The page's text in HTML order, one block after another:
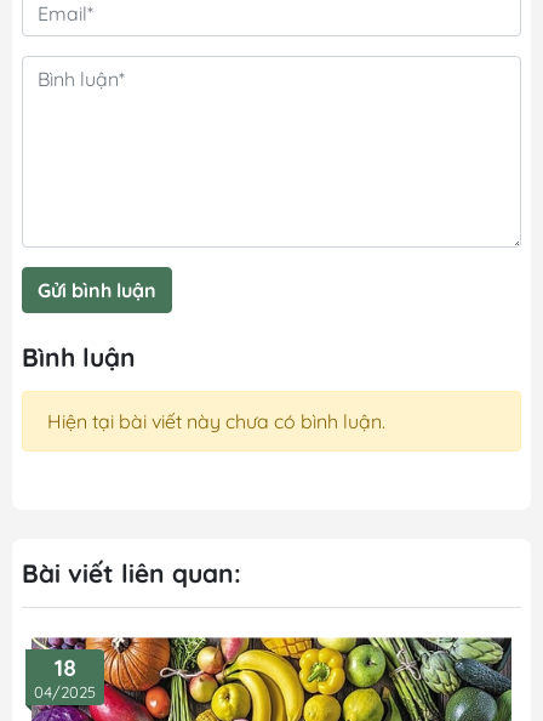
Gửi bình luận
Bình luận
Hiện tại bài viết này chưa có bình luận.
Bài viết liên quan:
18
04/2025